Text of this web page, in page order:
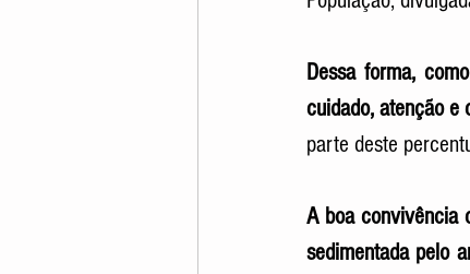
Dessa forma,
cuidado, atenção e
parte deste
A boa convivência
sedimentada pelo